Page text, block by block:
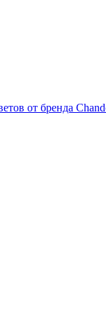
от бренда